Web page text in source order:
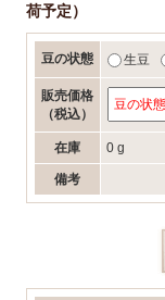
荷予定）
豆の状態 生豆
販売価格
（税込）
在庫 0 g
備考